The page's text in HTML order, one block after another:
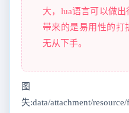
大，lua语言可以做
带来的是易用性的打
无从下手。
失:data/attachment/